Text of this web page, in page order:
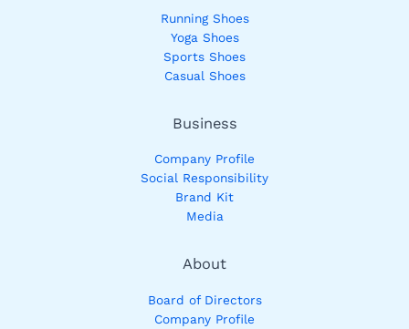
Running Shoes
Yoga Shoes
Sports Shoes
Casual Shoes
Business
Company Profile
Social Responsibility
Brand Kit
Media
About
Board of Directors
Company Profile